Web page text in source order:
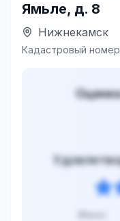
Ямьле, д. 8
Нижнекамск
Кадастровый